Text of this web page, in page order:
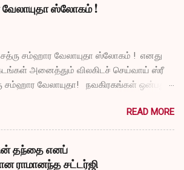
ஸ்லோகம் !
சம்ஹார வேலாயுதா ஸ்லோகம் ! எனது
அனைத்தும் விலகிடச் செய்வாய் ஸ்ரீ
சம்ஹார வேலாயுதா! நவகிரகங்கள் ஒன்பதும்
சகல விதமான தோஷங்களும் என்னை
போகட்டும் ஸ்ரீ சத்ரு சம்ஹார வேலாயுதா!
விதமான வருத்தங்களும் என்னை விட்டு
வேண்டும் ஸ்ரீ சத்ரு சம்ஹார வேலாயுதா!
READ MORE
தந்தை எனப்
ராமானந்த சட்டர்ஜி